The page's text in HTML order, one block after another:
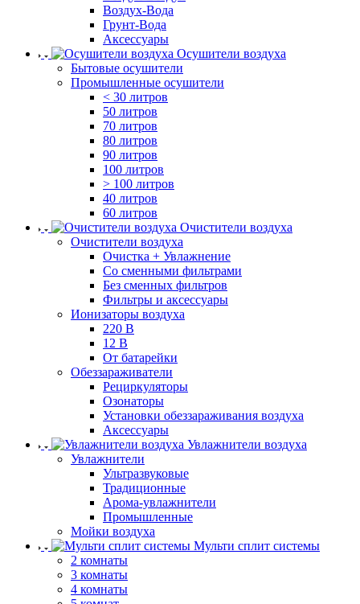
Воздух-Вода
Грунт-Вода
Аксессуары
Осушители воздуха
Бытовые осушители
Промышленные осушители
< 30 литров
50 литров
70 литров
80 литров
90 литров
100 литров
> 100 литров
40 литров
60 литров
Очистители воздуха
Очистители воздуха
Очистка + Увлажнение
Cо сменными фильтрами
Без сменных фильтров
Фильтры и аксессуары
Ионизаторы воздуха
220 В
12 В
От батарейки
Обеззараживатели
Рециркуляторы
Озонаторы
Установки обеззараживания воздуха
Аксессуары
Увлажнители воздуха
Увлажнители
Ультразвуковые
Традиционные
Арома-увлажнители
Промышленные
Мойки воздуха
Мульти сплит системы
2 комнаты
3 комнаты
4 комнаты